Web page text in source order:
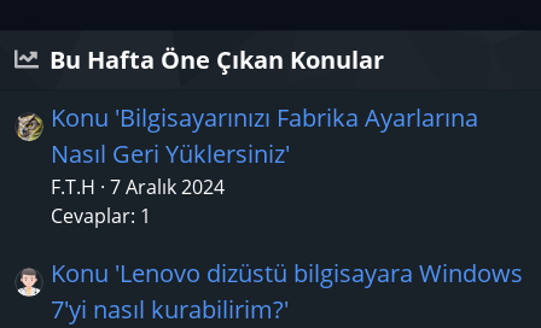
Bu Hafta Öne Çıkan Konular
Konu 'Bilgisayarınızı Fabrika Ayarlarına
Nasıl Geri Yüklersiniz'
F.T.H 7 Aralık 2024
Cevaplar: 1
Konu 'Lenovo dizüstü bilgisayara Windows
7'yi nasıl kurabilirim?'